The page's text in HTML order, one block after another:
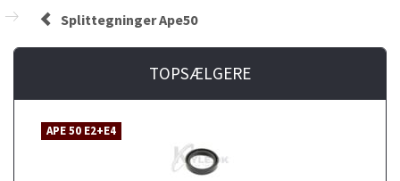
Splittegninger Ape50
TOPSÆLGERE
APE 50 E2+E4